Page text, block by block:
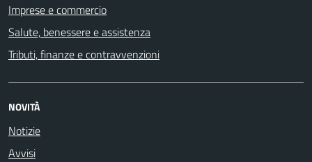
Imprese e commercio
Salute, benessere e assistenza
Tributi, finanze e contravvenzioni
NOVITÀ
Notizie
Avvisi